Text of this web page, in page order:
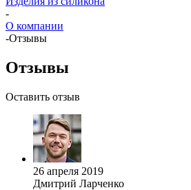
-
О компании
-Отзывы
Отзывы
Оставить отзыв
26 апреля 2019
Дмитрий Ларченко